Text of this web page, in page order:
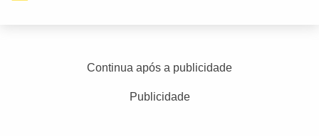
Continua após a publicidade
Publicidade